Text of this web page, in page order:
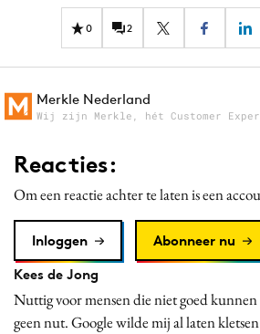
0 2
Merkle Nederland
Wij zijn Merkle, hét Customer
Reacties:
Om een reactie achter te laten is een
Inloggen
Abonneer nu
Kees de Jong
Nuttig voor mensen die niet goed
geen nut. Google wilde mij al laten